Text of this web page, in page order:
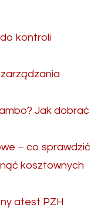
kontroli
Jak dobrać
– co sprawdzić
kosztownych
atest PZH